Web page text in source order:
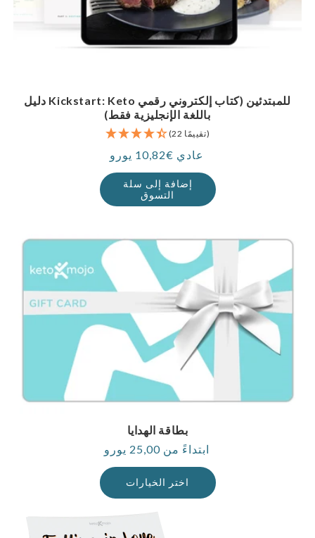
دليل Kickstart: Keto للمبتدئين (كتاب إلكتروني رقمي
باللغة الإنجليزية فقط)
(22 تقييمًا)
سعر عادي €10,82 يورو
إضافة إلى سلة
التسوق
بطاقة الهدايا
السعر
العادي
ابتداءً من 25,00 يورو
اختر الخيارات